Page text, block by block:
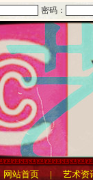
密码：
网站首页 |艺术资